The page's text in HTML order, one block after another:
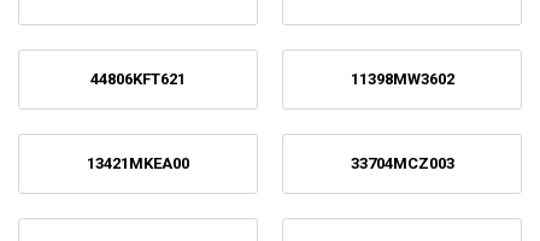
44806KFT621 11398MW3602
13421MKEA00 33704MCZ003